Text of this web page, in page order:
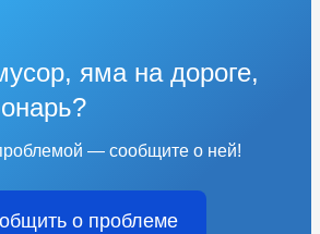
яма на дороге,
— сообщите о ней!
о проблеме